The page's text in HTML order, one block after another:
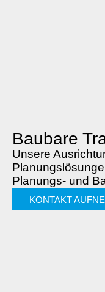
Baubare
Unsere
Planungs- und
KONTAKT